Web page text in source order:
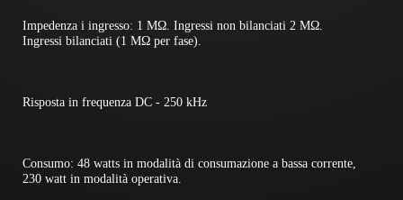
Impedenza i ingresso: 1 MΩ. Ingressi non bilanciati 2 MΩ.
Ingressi bilanciati (1 MΩ per fase).
Risposta in frequenza DC - 250 kHz
Consumo: 48 watts in modalità di consumazione a bassa corrente,
230 watt in modalità operativa.